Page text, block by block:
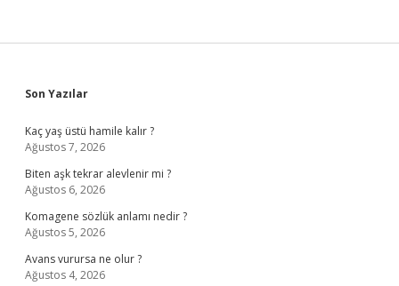
Sidebar
Son Yazılar
Kaç yaş üstü hamile kalır ?
Ağustos 7, 2026
Biten aşk tekrar alevlenir mi ?
Ağustos 6, 2026
Komagene sözlük anlamı nedir ?
Ağustos 5, 2026
Avans vurursa ne olur ?
Ağustos 4, 2026